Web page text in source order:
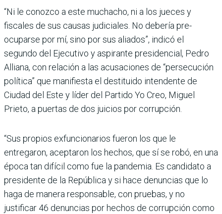
“Ni le conozco a este mucha­cho, ni a los jueces y
fiscales de sus cau­sas judiciales. No debería pre­
ocuparse por mí, sino por sus aliados”, indicó el
segundo del Ejecutivo y aspirante presi­dencial, Pedro
Alliana, con relación a las acusaciones de “persecución
política” que manifiesta el destituido intendente de
Ciudad del Este y líder del Partido Yo Creo, Miguel
Prieto, a puertas de dos juicios por corrupción.
“Sus propios exfuncionarios fueron los que le
entregaron, aceptaron los hechos, que sí se robó, en una
época tan difí­cil como fue la pandemia. Es candidato a
presidente de la República y si hace denun­cias que lo
haga de manera responsable, con pruebas, y no
justificar 46 denuncias por hechos de corrupción como